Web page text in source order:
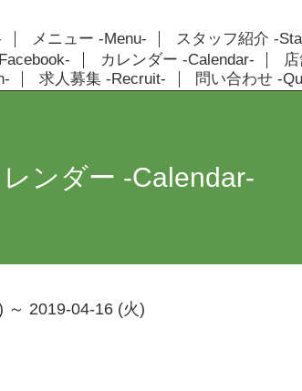
メニュー -Menu- スタッフ紹介 -
カレンダー -Calendar-
求人募集 -Recruit- 問い合わせ -
レンダー -Calendar-
～ 2019-04-16 (火)